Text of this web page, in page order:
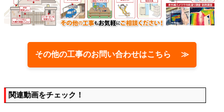
その他の工事のお問い合わせはこちら ≫
関連動画をチェック！